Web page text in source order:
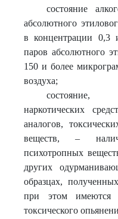
состояние
абсолютного
в концентрации 0,3
паров абсолютного
150 и более
воздуха;
состояние,
наркотических
аналогов,
веществ, –
психотропных
других
образцах,
при этом имеются
токсического